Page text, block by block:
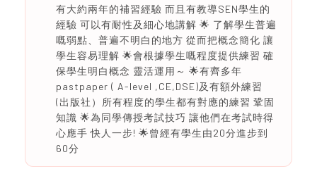
有大約兩年的補習經驗 而且有教導SEN學生的
經驗 可以有耐性及細心地講解 🌟 了解學生普遍
嘅弱點、普遍不明白的地方 從而把概念簡化 讓
學生容易理解 🌟會根據學生嘅程度提供練習 確
保學生明白概念 靈活運用～ 🌟有齊多年
pastpaper ( A-level ,CE,DSE)及有額外練習
(出版社）所有程度的學生都有對應的練習 鞏固
知識 🌟為同學傳授考試技巧 讓他們在考試時得
心應手 快人一步! 🌟曾經有學生由20分進步到
60分